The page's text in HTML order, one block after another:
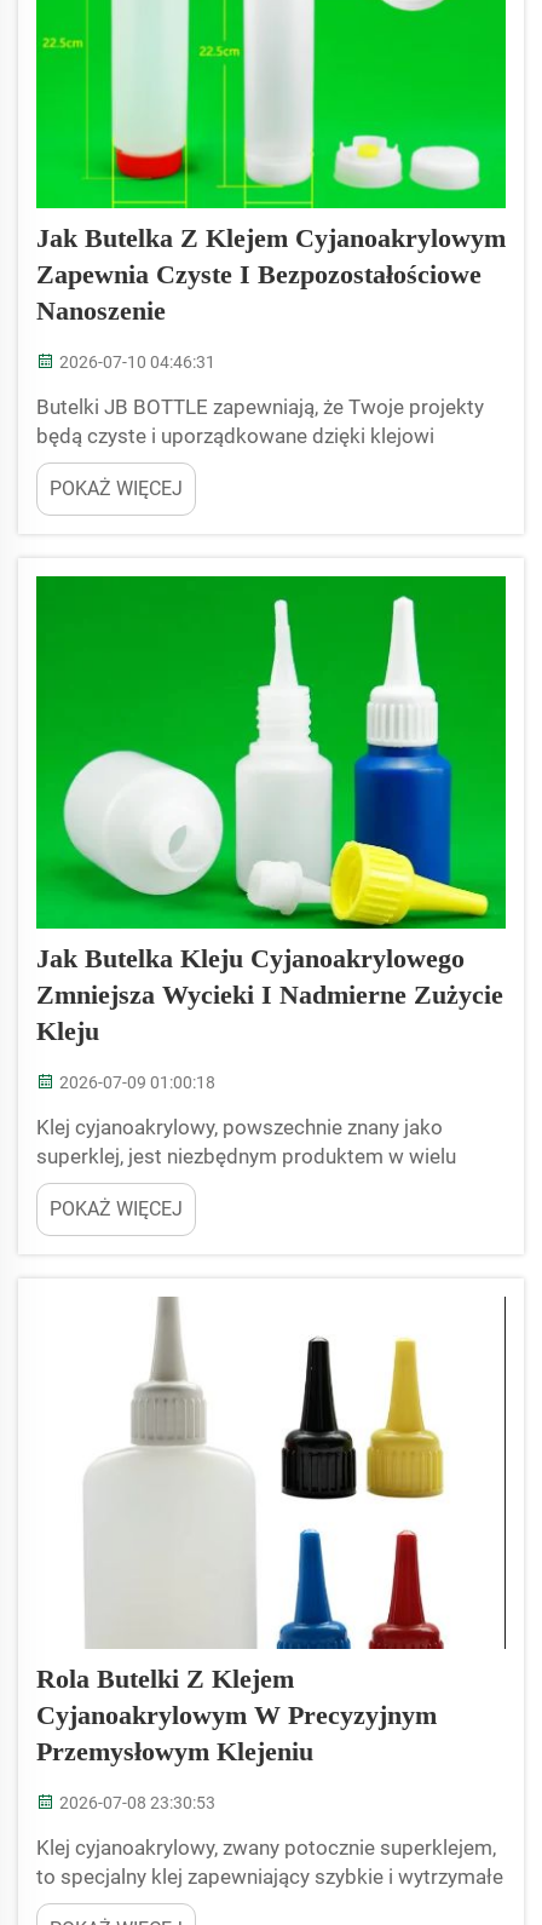
Jak Butelka Z Klejem Cyjanoakrylowym
Zapewnia Czyste I Bezpozostałościowe
Nanoszenie
2026-07-10 04:46:31
Butelki JB BOTTLE zapewniają, że Twoje projekty
będą czyste i uporządkowane dzięki klejowi
cyjanoakrylowemu. Wiesz, jak łatwo można się
zaklejać, pracując z klejem. Nasze specjalne butelki
z klejem eliminują ten lepki problem. Dzięki nim
trafia na ręce ani...
POKAŻ WIĘCEJ
Jak Butelka Kleju Cyjanoakrylowego
Zmniejsza Wycieki I Nadmierne Zużycie
Kleju
2026-07-09 01:00:18
Klej cyjanoakrylowy, powszechnie znany jako
superklej, jest niezbędnym produktem w wielu
zastosowaniach przemysłowych, produkcyjnych
oraz do prac domowych. Nieodpowiednie
dozowanie może jednak prowadzić do
wyższych kosztów eksploatacji. JB BOTTL...
POKAŻ WIĘCEJ
Rola Butelki Z Klejem
Cyjanoakrylowym W Precyzyjnym
Przemysłowym Klejeniu
2026-07-08 23:30:53
Klej cyjanoakrylowy, zwany potocznie superklejem,
to specjalny klej zapewniający szybkie i wytrzymałe
połączenie. W zakładach produkujących elementy z